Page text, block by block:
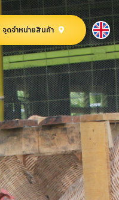
จุดจำหน่ายสินค้า